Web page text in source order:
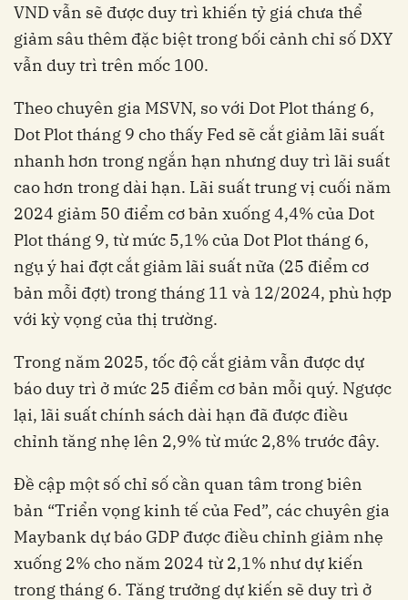
VND vẫn sẽ được duy trì khiến tỷ giá chưa thể
giảm sâu thêm đặc biệt trong bối cảnh chỉ số DXY
vẫn duy trì trên mốc 100.
Theo chuyên gia MSVN, so với Dot Plot tháng 6,
Dot Plot tháng 9 cho thấy Fed sẽ cắt giảm lãi suất
nhanh hơn trong ngắn hạn nhưng duy trì lãi suất
cao hơn trong dài hạn. Lãi suất trung vị cuối năm
2024 giảm 50 điểm cơ bản xuống 4,4% của Dot
Plot tháng 9, từ mức 5,1% của Dot Plot tháng 6,
ngụ ý hai đợt cắt giảm lãi suất nữa (25 điểm cơ
bản mỗi đợt) trong tháng 11 và 12/2024, phù hợp
với kỳ vọng của thị trường.
Trong năm 2025, tốc độ cắt giảm vẫn được dự
báo duy trì ở mức 25 điểm cơ bản mỗi quý. Ngược
lại, lãi suất chính sách dài hạn đã được điều
chỉnh tăng nhẹ lên 2,9% từ mức 2,8% trước đây.
Đề cập một số chỉ số cần quan tâm trong biên
bản “Triển vọng kinh tế của Fed”, các chuyên gia
Maybank dự báo GDP được điều chỉnh giảm nhẹ
xuống 2% cho năm 2024 từ 2,1% như dự kiến ​​
trong tháng 6. Tăng trưởng dự kiến ​​sẽ duy trì ở